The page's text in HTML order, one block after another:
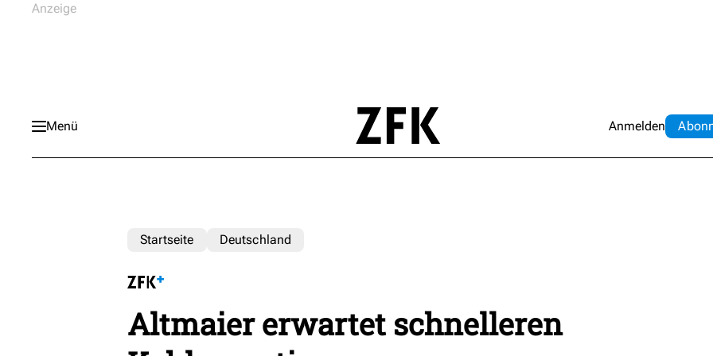
Menü Anmelden Abo
Startseite Deutschland
Altmaier erwartet schnelleren